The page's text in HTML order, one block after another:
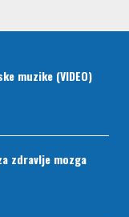
muzike (VIDEO)
zdravlje mozga